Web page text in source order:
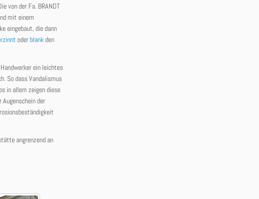
von der Fa. BRANDT
mit einem
eingebaut, die dann
oderblankden
ein leichtes
So dass Vandalismus
in allem zeigen diese
der
angrenzend an